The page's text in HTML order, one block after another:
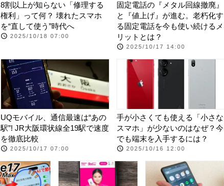
8割以上が知らない「修理する
権利」って何？ 壊れたスマホ
を“直して使う”時代へ
2025/10/18 07:00
固定電話の『メタル回線撤廃』
と『値上げ』が進む。老朽化す
る固定電話を今も使い続けるメ
リットとは？
2025/10/17 14:00
UQモバイル、通信最速は“あの
駅”! JR大阪環状線全19駅で速度
を徹底比較
2025/10/17 07:00
手が小さくても使える「小さな
スマホ」が少ないのはなぜ？今
でも端末を入手するには？
2025/10/16 12:00